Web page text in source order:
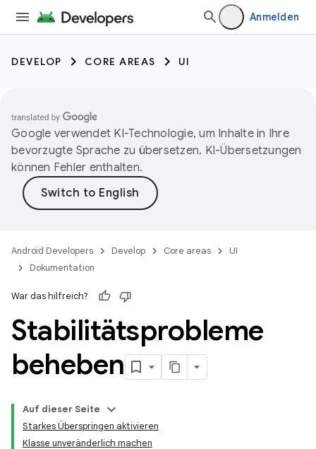
Anmelden
DEVELOP CORE AREAS UI
Google verwendet KI-Technologie, um Inhalte in Ihre
bevorzugte Sprache zu übersetzen. KI-Übersetzungen
können Fehler enthalten.
Android Developers Develop Core areas
UI
Dokumentation
War das hilfreich?
Stabilitätsprobleme
beheben
Auf dieser Seite
Starkes Überspringen aktivieren
Klasse unveränderlich machen